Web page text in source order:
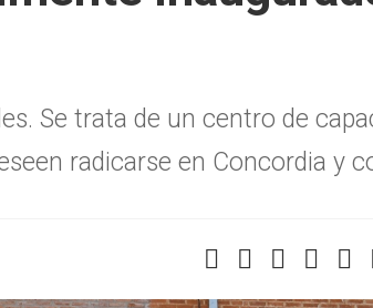
Se trata de un centro de
radicarse en Concordia y